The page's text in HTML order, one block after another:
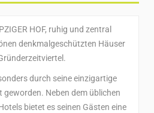
HOF, ruhig und zentral
denkmalgeschützten Häuser
durch seine einzigartige
Neben dem üblichen
bietet es seinen Gästen eine